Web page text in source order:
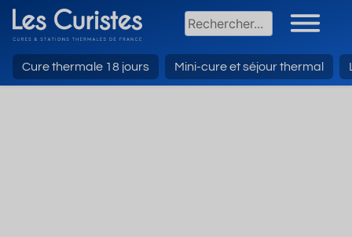
Cure thermale 18 jours Mini-cure et séjour thermal